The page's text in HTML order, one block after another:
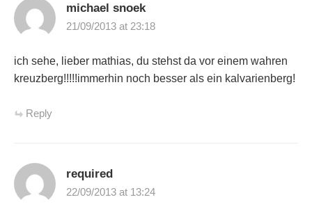
michael snoek
21/09/2013 at 23:18
ich sehe, lieber mathias, du stehst da vor einem wahren
kreuzberg!!!!!immerhin noch besser als ein kalvarienberg!
Reply
required
22/09/2013 at 13:24